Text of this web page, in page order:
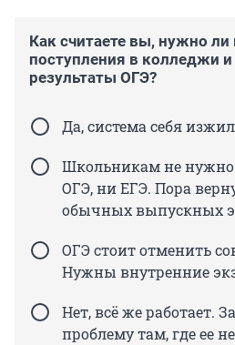
Как считаете вы, нужно ли
поступления в колледжи
результаты ОГЭ?
Да, система себя
Школьникам не нужно
ОГЭ, ни ЕГЭ. Пора
обычных выпускных
ОГЭ стоит отменить
Нужны внутренние
Нет, всё же работает.
проблему там, где ее